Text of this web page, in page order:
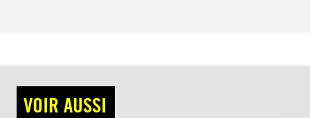
VOIR AUSSI